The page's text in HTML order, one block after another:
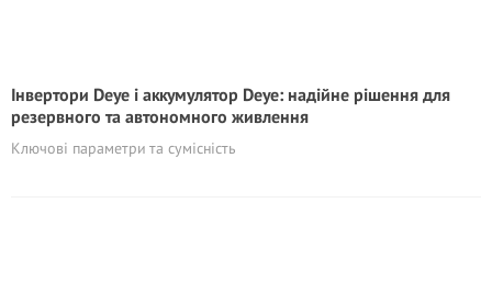
Інвертори Deye і аккумулятор Deye: надійне рішення для
резервного та автономного живлення
Ключові параметри та сумісність